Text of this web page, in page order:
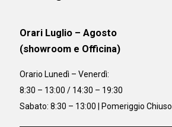
Orari Luglio – Agosto
(showroom e Officina)
Orario Lunedì – Venerdì:
8:30 – 13:00 / 14:30 – 19:30
Sabato: 8:30 – 13:00 | Pomeriggio Chiuso